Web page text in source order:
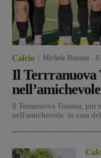
Calcio Michele Bossini 8
Il Terrranuova
Il Terranuova Traiana, pur
nell'amichevole in casa del